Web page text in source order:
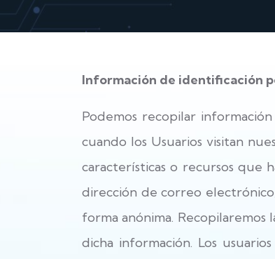
Información de identificación
Podemos recopilar
cuando los Usuarios visitan
características o recursos que
dirección de correo
forma anónima.
dicha información. Los